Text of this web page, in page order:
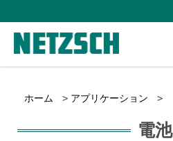
ホーム アプリケーション
電池